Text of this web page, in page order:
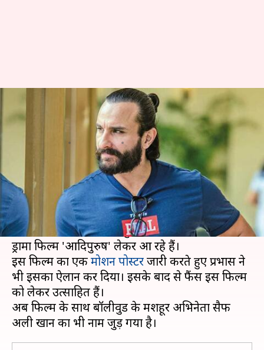
'बाहुबली' प्रभास की इस फिल्म में
विलेन बनेंगे सैफ अली खान
Aug 20, 2020 08:30 am
क्या है खबर?
बॉलीवुड फिल्मकार ओम राउत ने हाल ही में अपने नए
प्रोजेक्ट की घोषणा की है। उन्होंने ऐलान किया है कि वह
दक्षिण भारतीय फिल्मों के सुपरस्टार प्रभास के साथ एपिक
ड्रामा फिल्म 'आदिपुरुष' लेकर आ रहे हैं।
इस फिल्म का एकमोशन पोस्टरजारी करते हुए प्रभास ने
भी इसका ऐलान कर दिया। इसके बाद से फैंस इस फिल्म
को लेकर उत्साहित हैं।
अब फिल्म के साथ बॉलीवुड के मशहूर अभिनेता सैफ